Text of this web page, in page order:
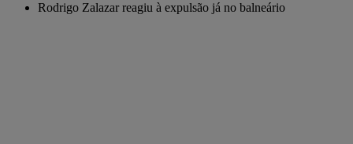
Rodrigo Zalazar reagiu à expulsão já no balneário